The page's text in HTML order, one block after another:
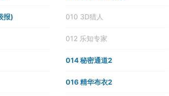
报) 010 3D猎人
012 乐知专家
014 秘密通道2
016 精华布衣2